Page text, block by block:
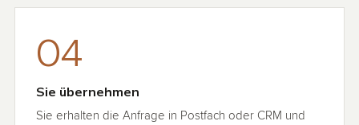
04
Sie übernehmen
Sie erhalten die Anfrage in Postfach oder CRM und